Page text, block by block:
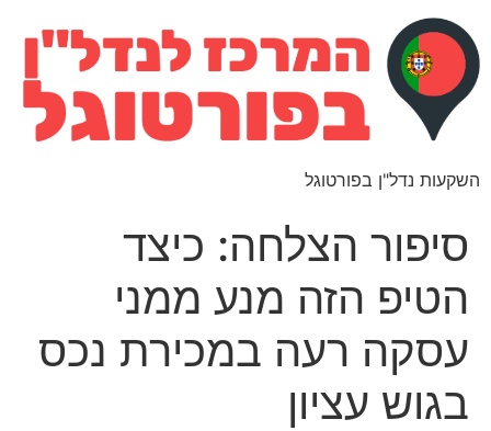
השקעות נדל"ן בפורטוגל
סיפור הצלחה: כיצד
הטיפ הזה מנע ממני
עסקה רעה במכירת נכס
בגוש עציון